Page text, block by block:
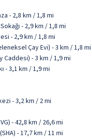
- 2,8 km / 1,8 mi
- 2,9 km / 1,8 mi
- 2,9 km / 1,8 mi
Çay Evi) - 3 km / 1,8 mi
Caddesi) - 3 km / 1,9 mi
- 3,1 km / 1,9 mi
- 3,2 km / 2 mi
- 42,8 km / 26,6 mi
- 17,7 km / 11 mi